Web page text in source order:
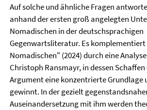
Auf solche und ähnliche Fragen
anhand der ersten groß angelegten
Nomadischen in der deutschsprachigen
Gegenwartsliteratur. Es komplementiert
Nomadischen" (2024) durch eine
Christoph Ransmayr, in dessen
Argument eine konzentrierte Grundlage
gewinnt. In der gezielt
Auseinandersetzung mit ihm werden